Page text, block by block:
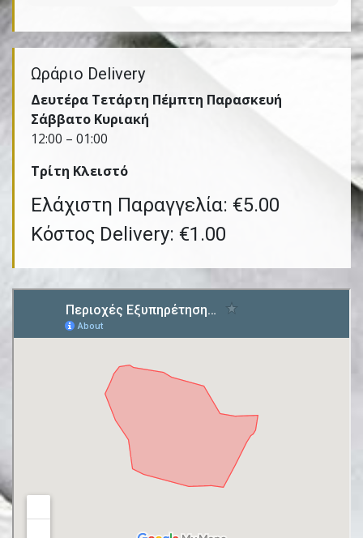
Ωράριο Delivery
Δευτέρα Τετάρτη Πέμπτη Παρασκευή
Σάββατο Κυριακή
12:00 – 01:00
Τρίτη Kλειστό
Ελάχιστη Παραγγελία: €5.00
Κόστος Delivery: €1.00